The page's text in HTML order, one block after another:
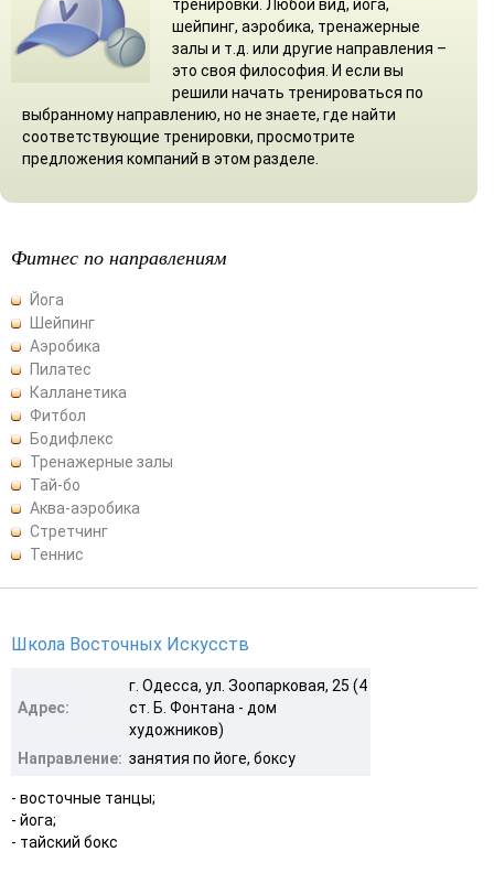
тренировки. Любой вид, йога,
шейпинг, аэробика, тренажерные
залы и т.д. или другие направления –
это своя философия. И если вы
решили начать тренироваться по
выбранному направлению, но не знаете, где найти
соответствующие тренировки, просмотрите
предложения компаний в этом разделе.
Фитнес по направлениям
Йога
Шейпинг
Аэробика
Пилатес
Калланетика
Фитбол
Бодифлекс
Тренажерные залы
Тай-бо
Аква-аэробика
Стретчинг
Теннис
Школа Восточных Искусств
Адрес:
г. Одесса, ул. Зоопарковая, 25 (4
ст. Б. Фонтана - дом
художников)
Направление: занятия по йоге, боксу
- восточные танцы;
- йога;
- тайский бокс